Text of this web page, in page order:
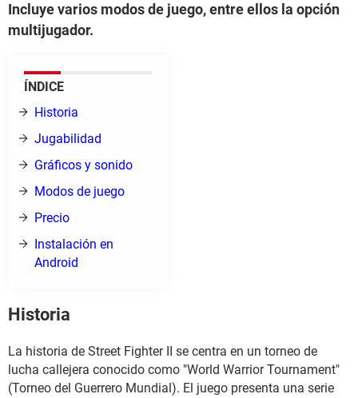
Incluye varios modos de juego, entre ellos la opción
multijugador.
ÍNDICE
Historia
Jugabilidad
Gráficos y sonido
Modos de juego
Precio
Instalación en
Android
Historia
La historia de Street Fighter II se centra en un torneo de
lucha callejera conocido como "World Warrior Tournament"
(Torneo del Guerrero Mundial). El juego presenta una serie